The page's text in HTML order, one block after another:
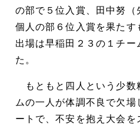
の部で５位入賞、田中努
個人の部６位入賞を果た
出場は早稲田２３の１チ
た。
もともと四人という少数
ムの一人が体調不良で欠
ートで、不安を抱え大会を